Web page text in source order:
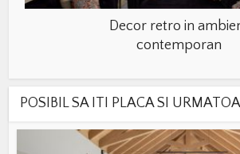
Decor retro in
contemporan
POSIBIL SA ITI PLACA SI